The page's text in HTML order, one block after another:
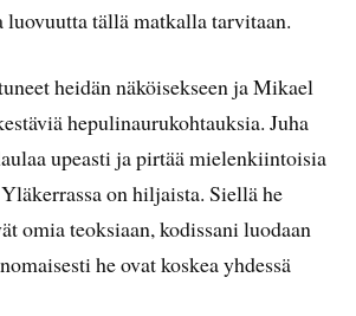
tällä matkalla tarvitaan.
heidän näköisekseen ja Mikael
hepulinaurukohtauksia. Juha
upeasti ja pirtää mielenkiintoisia
on hiljaista. Siellä he
omia teoksiaan, kodissani luodaan
he ovat koskea yhdessä